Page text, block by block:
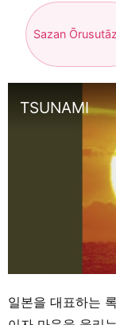
Sazan
TSUNAMI
일본을 대표하는